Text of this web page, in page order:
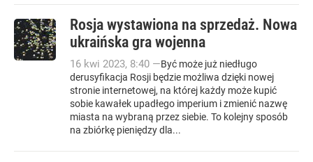
Rosja wystawiona na sprzedaż. Nowa
ukraińska gra wojenna
16 kwi 2023, 8:40 —Być może już niedługo
derusyfikacja Rosji będzie możliwa dzięki nowej
stronie internetowej, na której każdy może kupić
sobie kawałek upadłego imperium i zmienić nazwę
miasta na wybraną przez siebie. To kolejny sposób
na zbiórkę pieniędzy dla...